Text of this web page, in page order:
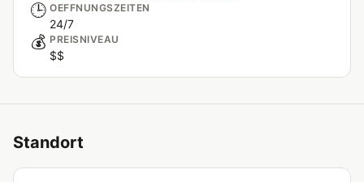
🕒 OEFFNUNGSZEITEN
24/7
💰 PREISNIVEAU
$$
Standort